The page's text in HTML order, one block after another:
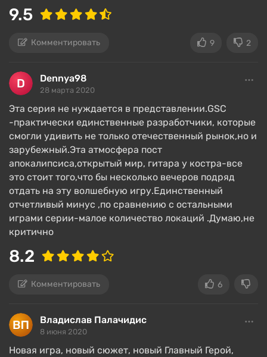
9.5
Комментировать 9 2
Dennya98
28 марта 2020
Эта серия не нуждается в представлении.GSC
-практически единственные разработчики, которые
смогли удивить не только отечественный рынок,но и
зарубежный.Эта атмосфера пост
апокалипсиса,открытый мир, гитара у костра-все
это стоит того,что бы несколько вечеров подряд
отдать на эту волшебную игру.Единственный
отчетливый минус ,по сравнению с остальными
играми серии-малое количество локаций .Думаю,не
критично
8.2
Комментировать 6
Владислав Палачидис
8 июня 2020
Новая игра, новый сюжет, новый Главный Герой,